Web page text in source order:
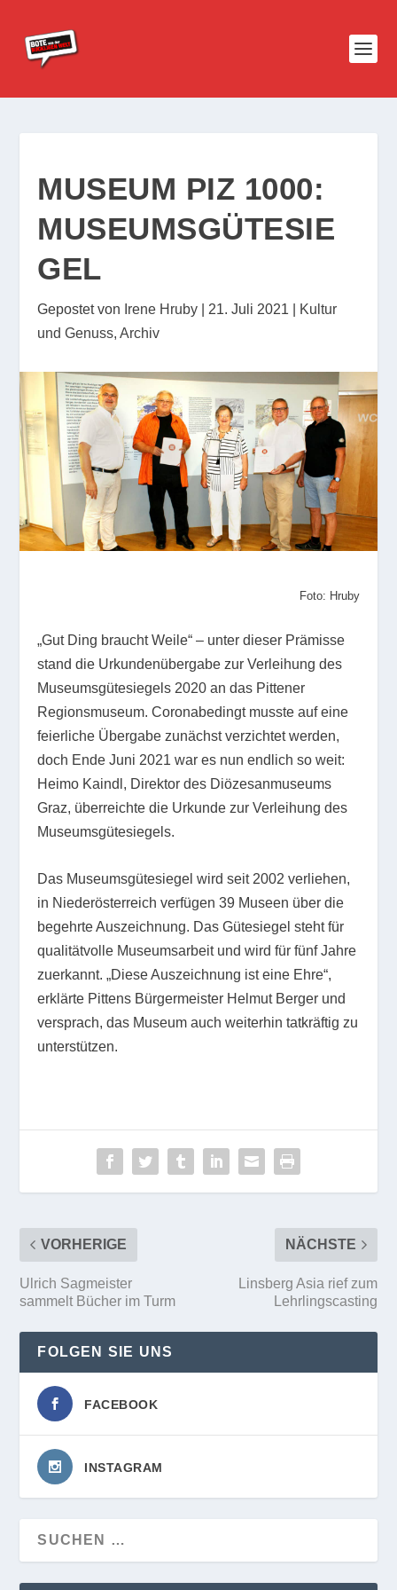
MUSEUM PIZ 1000:
MUSEUMSGÜTESIE
GEL
Gepostet von Irene Hruby 21. Juli 2021
Kultur
und Genuss,Archiv
Foto: Hruby
„Gut Ding braucht Weile“ – unter dieser Prämisse
stand die Urkundenübergabe zur Verleihung des
Museumsgütesiegels 2020 an das Pittener
Regionsmuseum. Coronabedingt musste auf eine
feierliche Übergabe zunächst verzichtet werden,
doch Ende Juni 2021 war es nun endlich so weit:
Heimo Kaindl, Direktor des Diözesanmuseums
Graz, überreichte die Urkunde zur Verleihung des
Museumsgütesiegels.
Das Museumsgütesiegel wird seit 2002 verliehen,
in Niederösterreich verfügen 39 Museen über die
begehrte Auszeichnung. Das Gütesiegel steht für
qualitätvolle Museumsarbeit und wird für fünf Jahre
zuerkannt. „Diese Auszeichnung ist eine Ehre“,
erklärte Pittens Bürgermeister Helmut Berger und
versprach, das Museum auch weiterhin tatkräftig zu
unterstützen.
VORHERIGE
Ulrich Sagmeister
sammelt Bücher im Turm
NÄCHSTE
Linsberg Asia rief zum
Lehrlingscasting
FOLGEN SIE UNS
FACEBOOK
INSTAGRAM